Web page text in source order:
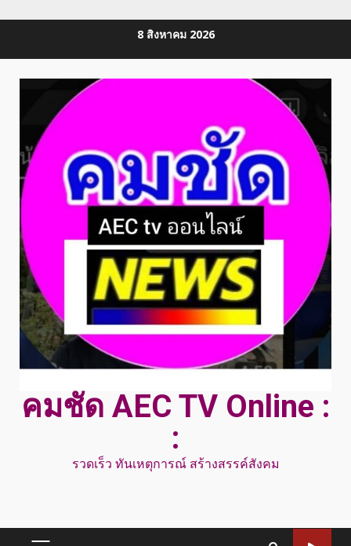
8 สิงหาคม 2026
คมชัด AEC TV Online :
:
รวดเร็ว ทันเหตุการณ์ สร้างสรรค์สังคม